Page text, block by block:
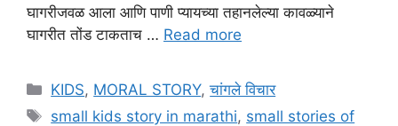
घागरीजवळ आला आणि पाणी प्यायच्या तहानलेल्या कावळ्याने
घागरीत तोंड टाकताच … Read more
Categories
KIDS, MORAL STORY,चांगले विचार
Tags
small kids story in marathi, small stories of